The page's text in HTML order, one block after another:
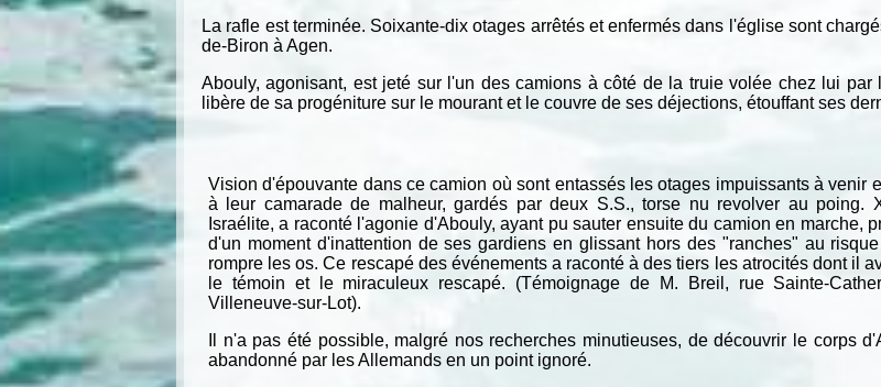
La rafle est terminée. Soixante-dix otages arrêtés et enfermés dans l'église sont
de-Biron à Agen.
Abouly, agonisant, est jeté sur l'un des camions à côté de la truie volée chez lui
libère de sa progéniture sur le mourant et le couvre de ses déjections, étouffant ses
Vision d'épouvante dans ce camion où sont entassés les otages impuissants à venir
à leur camarade de malheur, gardés par deux S.S., torse nu revolver au poing.
Israélite, a raconté l'agonie d'Abouly, ayant pu sauter ensuite du camion en marche,
d'un moment d'inattention de ses gardiens en glissant hors des "ranches" au
rompre les os. Ce rescapé des événements a raconté à des tiers les atrocités dont il
le témoin et le miraculeux rescapé. (Témoignage de M. Breil, rue Sainte-
Villeneuve-sur-Lot).
Il n'a pas été possible, malgré nos recherches minutieuses, de découvrir le corps
abandonné par les Allemands en un point ignoré.